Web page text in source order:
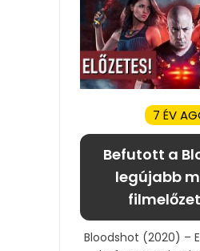
7 ÉV
Befutott a
legújabb
Bloodshot (2020) –